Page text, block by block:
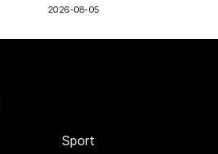
2026-08-05
Sport